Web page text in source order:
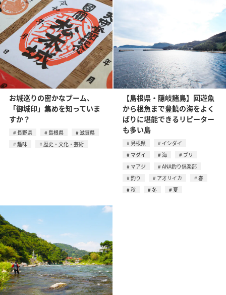
お城巡りの密かなブーム、
「御城印」集めを知っていま
すか？
長野県 島根県
滋賀県
趣味
歴史・文化・芸術
【島根県・隠岐諸島】回遊魚
から根魚まで豊饒の海をよく
ばりに堪能できるリピーター
も多い島
島根県
イシダイ
マダイ
海
ブリ
マアジ
ANA釣り倶楽部
釣り
アオリイカ
春
秋
冬 夏